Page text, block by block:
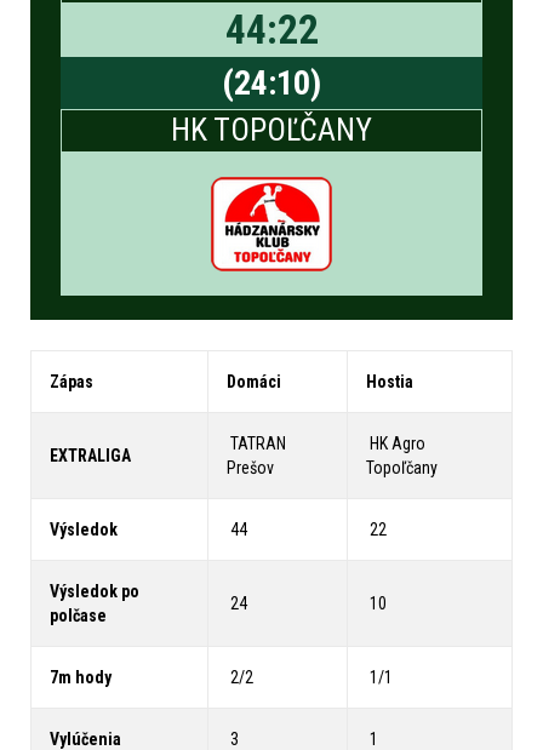
44:22
(24:10)
HK TOPOĽČANY
Zápas Domáci Hostia
EXTRALIGA
TATRAN
Prešov
HK Agro
Topoľčany
Výsledok 44 22
Výsledok po
polčase
24 10
7m hody 2/2 1/1
Vylúčenia 3 1